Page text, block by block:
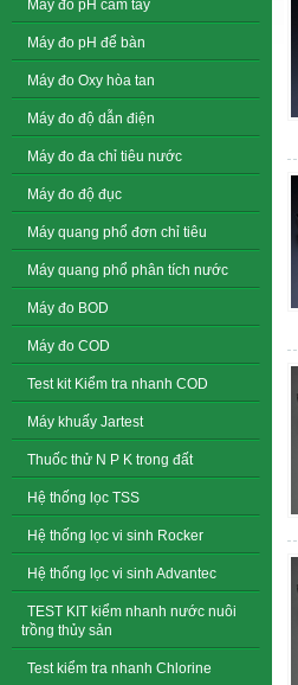
Máy đo pH cầm tay
Máy đo pH để bàn
Máy đo Oxy hòa tan
Máy đo độ dẫn điện
Máy đo đa chỉ tiêu nước
Máy đo độ đục
Máy quang phổ đơn chỉ tiêu
Máy quang phổ phân tích nước
Máy đo BOD
Máy đo COD
Test kit Kiểm tra nhanh COD
Máy khuấy Jartest
Thuốc thử N P K trong đất
Hệ thống lọc TSS
Hệ thống lọc vi sinh Rocker
Hệ thống lọc vi sinh Advantec
TEST KIT kiểm nhanh nước nuôi
trồng thủy sản
Test kiểm tra nhanh Chlorine